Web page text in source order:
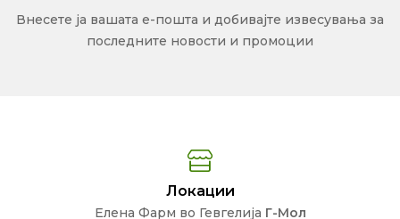
Внесете ја вашата е-пошта и добивајте извесувања за
последните новости и промоции
Локации
Елена Фарм во Гевгелија Г-Мол